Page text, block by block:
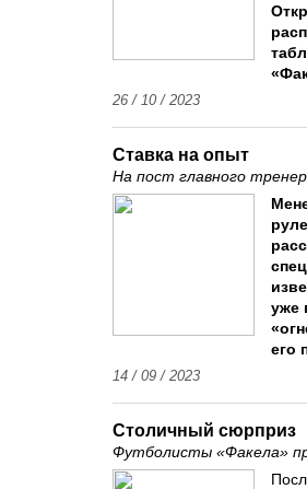
26 / 10 / 2023
Ставка на опыт
На пост главного
уже
его
14 / 09 / 2023
Столичный сюрприз
Футболисты «Факела»